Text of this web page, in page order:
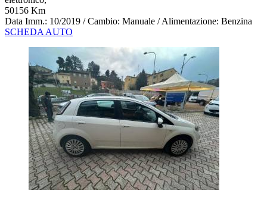
50156 Km
Data Imm.: 10/2019 / Cambio: Manuale / Alimentazione: Benzina
SCHEDA AUTO